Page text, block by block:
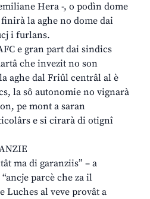
Hera -, o podìn dome
la aghe no dome dai
i furlans.
e gran part dai sindics
che invezit no son
aghe dal Friûl centrâl al è
la sô autonomie no vignarà
pe mont a saran
e si cirarà di otignî
ma di garanziis” – a
parcè che za il
Luches al veve provât a